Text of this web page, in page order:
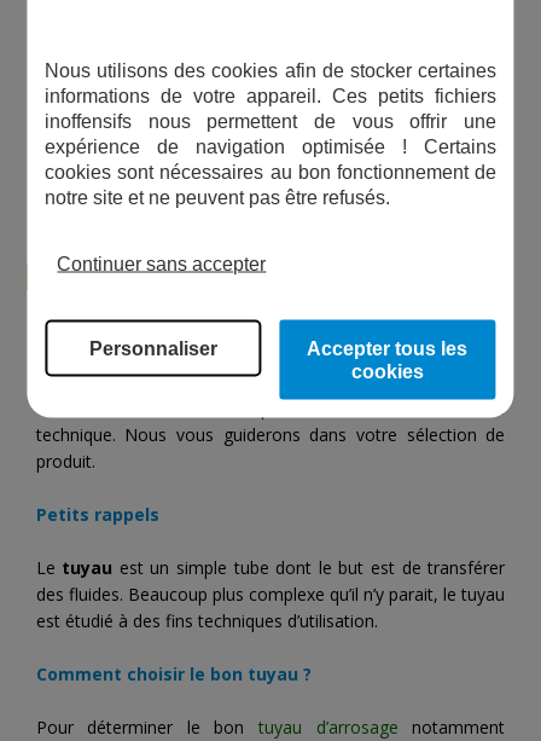
choix de produits.
Venez découvrir l’univers varié du tuyau dans cette
catégorie :
BON À SAVOIR
Pour toutes questions sur le choix du bon tuyau adapté à
votre installation, n’hésitez pas à contacter notre service
technique. Nous vous guiderons dans votre sélection de
produit.
Petits rappels
Le tuyau est un simple tube dont le but est de transférer
des fluides. Beaucoup plus complexe qu’il n’y parait, le tuyau
est étudié à des fins techniques d’utilisation.
Comment choisir le bon tuyau ?
Pour déterminer le bon tuyau d’arrosage notamment
Nous utilisons des cookies afin de stocker certaines
informations de votre appareil. Ces petits fichiers
inoffensifs nous permettent de vous offrir une
expérience de navigation optimisée ! Certains
cookies sont nécessaires au bon fonctionnement de
notre site et ne peuvent pas être refusés.
Continuer sans accepter
Personnaliser
Accepter tous les
cookies